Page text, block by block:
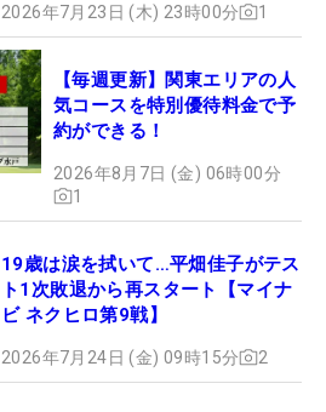
2026年7月23日 (木) 23時00分 1
【毎週更新】関東エリアの人
気コースを特別優待料金で予
約ができる！
2026年8月7日 (金) 06時00分
1
19歳は涙を拭いて…平畑佳子がテス
ト1次敗退から再スタート【マイナ
ビ ネクヒロ第9戦】
2026年7月24日 (金) 09時15分 2